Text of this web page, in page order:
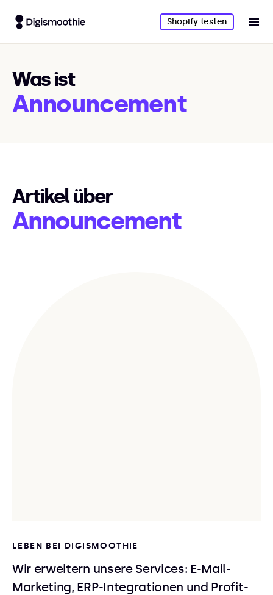
Shopify testen
Was ist
Announcement
Artikel über
Announcement
LEBEN BEI DIGISMOOTHIE
Wir erweitern unsere Services: E-Mail-
Marketing, ERP-Integrationen und Profit-